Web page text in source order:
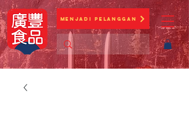
Menjadi Pelanggan